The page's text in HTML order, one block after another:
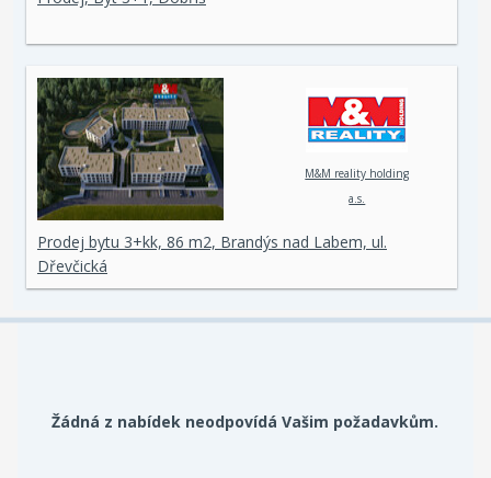
M&M reality holding
a.s.
Prodej bytu 3+kk, 86 m2, Brandýs nad Labem, ul.
Dřevčická
Žádná z nabídek neodpovídá Vašim požadavkům.